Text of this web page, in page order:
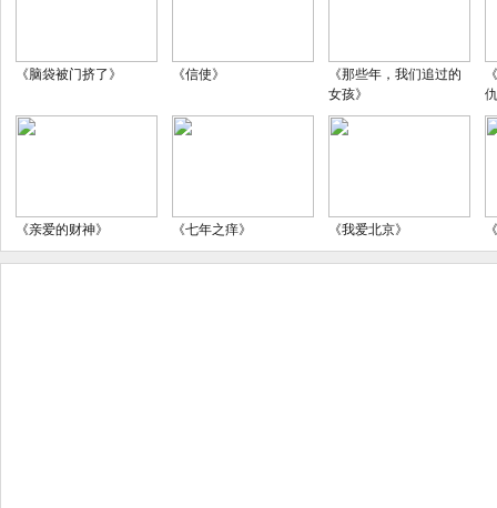
《脑袋被门挤了》 《信使》
《那些年，我们追过的
女孩》
《亲爱的财神》 《七年之痒》 《我爱北京》